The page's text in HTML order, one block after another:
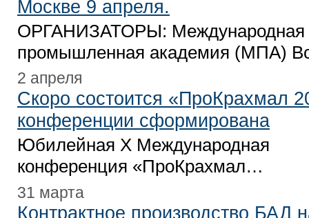
Москве 9 апреля.
ОРГАНИЗАТОРЫ: Международная
промышленная академия (МПА)
2 апреля
Скоро состоится «ПроКрахмал
конференции сформирована
Юбилейная X Международная
конференция «ПроКрахмал…
31 марта
Контрактное производство БАД